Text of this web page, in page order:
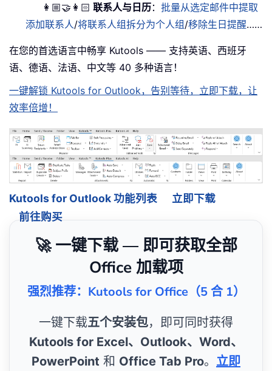
👩🏼‍🤝‍👩🏻 联系人与日历：批量从选定邮件中提取
添加联系人/将联系人组拆分为个人组/移除生日提醒……
在您的首选语言中畅享 Kutools —— 支持英语、西班牙
语、德语、法语、中文等 40 多种语言！
一键解锁 Kutools for Outlook，告别等待，立即下载，让
效率倍增！
Kutools for Outlook 功能列表
立即下载
前往购买
🚀 一键下载 — 即可获取全部
Office 加载项
强烈推荐：Kutools for Office（5 合 1）
一键下载五个安装包，即可同时获得
Kutools for Excel、Outlook、Word、
PowerPoint 和 Office Tab Pro。 立即